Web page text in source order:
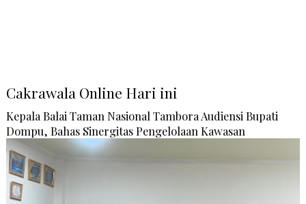
Cakrawala Online Hari ini
Kepala Balai Taman Nasional Tambora Audiensi Bupati
Dompu, Bahas Sinergitas Pengelolaan Kawasan